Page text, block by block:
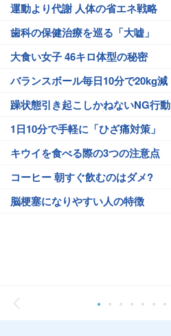
運動より代謝 人体の省エネ戦略
歯科の保健治療を巡る「大嘘」
大食い女子 46キロ体型の秘密
バランスボール毎日10分で20kg減
躁状態引き起こしかねないNG行動
1日10分で手軽に「ひざ痛対策」
キウイを食べる際の3つの注意点
コーヒー 朝すぐ飲むのはダメ?
脳梗塞になりやすい人の特徴